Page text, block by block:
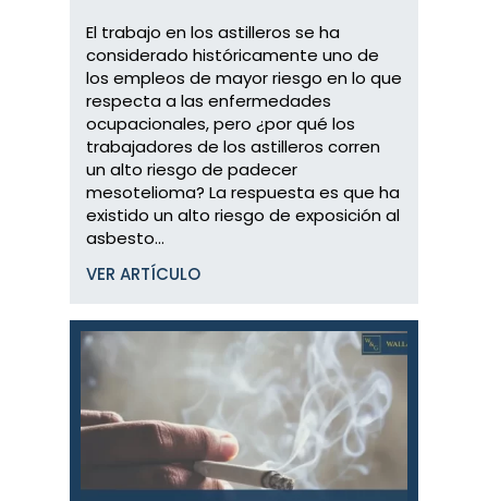
El trabajo en los astilleros se ha
considerado históricamente uno de
los empleos de mayor riesgo en lo que
respecta a las enfermedades
ocupacionales, pero ¿por qué los
trabajadores de los astilleros corren
un alto riesgo de padecer
mesotelioma? La respuesta es que ha
existido un alto riesgo de exposición al
asbesto...
VER ARTÍCULO